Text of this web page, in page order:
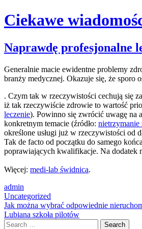
Ciekawe
Skip
to
Naprawdę profesjonalne
Generalnie macie ewidentne problemy
branży medycznej. Okazuje się, że sporo
. Czym tak w rzeczywistości cechują się
iż tak rzeczywiście zdrowie to wartość
leczenie). Powinno się zwrócić uwagę na
konkretnym temacie (źródło: nietrzymanie
określone usługi już w rzeczywistości od
Tak de facto od początku do samego
poprawiających kwalifikacje. Na dodatek
Więcej: medi-lab świdnica.
admin
Uncategorized
Post
navigation
Jak można wybrać odpowiednie
Lubiana szkoła pilotów
Search